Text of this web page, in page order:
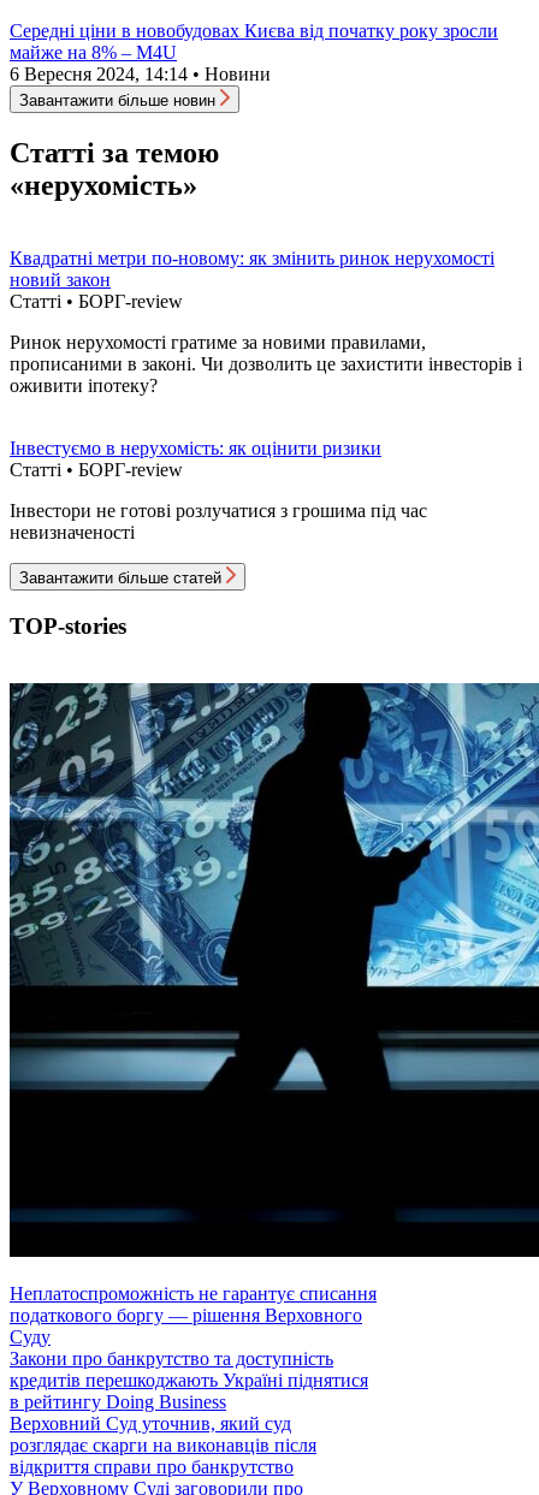
Середні ціни в новобудовах Києва від початку року зросли
майже на 8% – M4U
6 Вересня 2024, 14:14 • Новини
Завантажити більше новин
Статті за темою
«нерухомість»
Квадратні метри по-новому: як змінить ринок нерухомості
новий закон
Статті • БОРГ-review
Ринок нерухомості гратиме за новими правилами,
прописаними в законі. Чи дозволить це захистити інвесторів і
оживити іпотеку?
Інвестуємо в нерухомість: як оцінити ризики
Статті • БОРГ-review
Інвестори не готові розлучатися з грошима під час
невизначеності
Завантажити більше статей
TOP-stories
Неплатоспроможність не гарантує списання
податкового боргу — рішення Верховного
Суду
Закони про банкрутство та доступність
кредитів перешкоджають Україні піднятися
в рейтингу Doing Business
Верховний Суд уточнив, який суд
розглядає скарги на виконавців після
відкриття справи про банкрутство
У Верховному Суді заговорили про